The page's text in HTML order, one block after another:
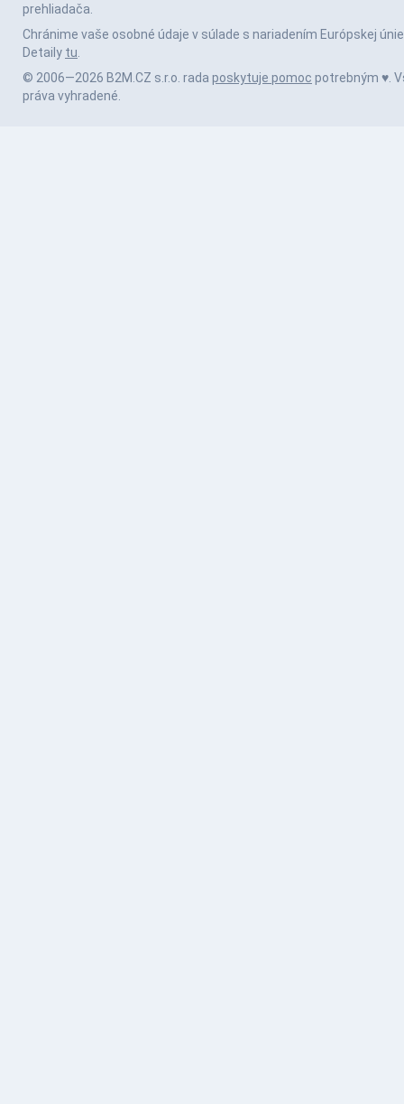
prehliadača.
Chránime vaše osobné údaje v súlade s nariadením Európskej únie
Detaily tu.
© 2006—2026 B2M.CZ s.r.o. rada poskytuje pomoc potrebným ♥️.
práva vyhradené.